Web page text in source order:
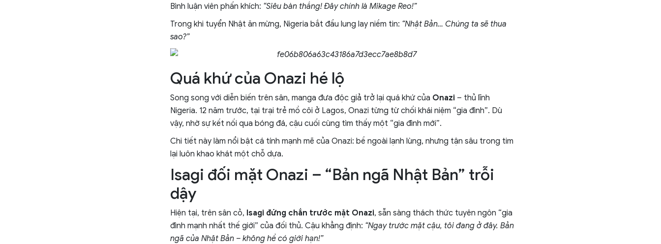
Bình luận viên phấn khích: “Siêu bàn thắng! Đây chính là Mikage Reo!”
Trong khi tuyển Nhật ăn mừng, Nigeria bắt đầu lung lay niềm tin: “Nhật Bản… Chúng ta sẽ thua
sao?”
Quá khứ của Onazi hé lộ
Song song với diễn biến trên sân, manga đưa độc giả trở lại quá khứ của Onazi – thủ lĩnh
Nigeria. 12 năm trước, tại trại trẻ mồ côi ở Lagos, Onazi từng từ chối khái niệm “gia đình”. Dù
vậy, nhờ sự kết nối qua bóng đá, cậu cuối cùng tìm thấy một “gia đình mới”.
Chi tiết này làm nổi bật cá tính mạnh mẽ của Onazi: bề ngoài lạnh lùng, nhưng tận sâu trong tim
lại luôn khao khát một chỗ dựa.
Isagi đối mặt Onazi – “Bản ngã Nhật Bản” trỗi
dậy
Hiện tại, trên sân cỏ, Isagi đứng chắn trước mặt Onazi, sẵn sàng thách thức tuyên ngôn “gia
đình mạnh nhất thế giới” của đối thủ. Cậu khẳng định: “Ngay trước mặt cậu, tôi đang ở đây. Bản
ngã của Nhật Bản – không hề có giới hạn!”